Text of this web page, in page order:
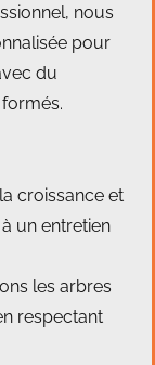
nous
pour
du
croissance et
un entretien
les arbres
respectant